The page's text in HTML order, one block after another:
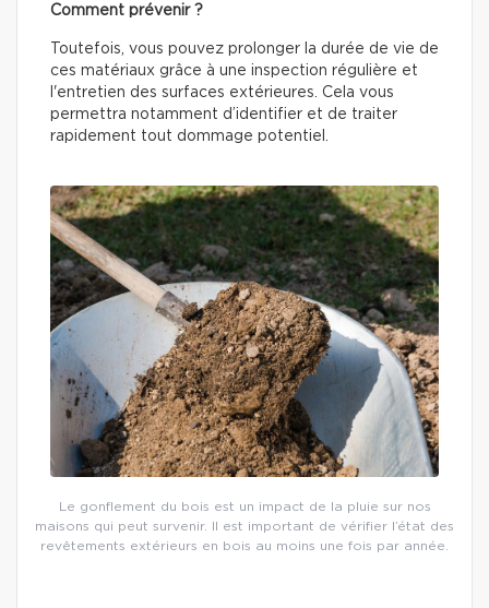
Comment prévenir ?
Toutefois, vous pouvez prolonger la durée de vie de
ces matériaux grâce à une inspection régulière et
l'entretien des surfaces extérieures. Cela vous
permettra notamment d’identifier et de traiter
rapidement tout dommage potentiel.
Le gonflement du bois est un impact de la pluie sur nos
maisons qui peut survenir. Il est important de vérifier l’état des
revêtements extérieurs en bois au moins une fois par année.